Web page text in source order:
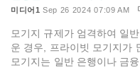
미디어1 Sep 26 2024 07:09 AM
모기지 규제가 엄격하여 일
운 경우, 프라이빗 모기지가
모기지는 일반 은행이나 금